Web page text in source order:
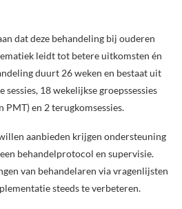
dat deze behandeling bij ouderen
leidt tot betere uitkomsten én
duurt 26 weken en bestaat uit
18 wekelijkse groepssessies
PMT) en 2 terugkomsessies.
aanbieden krijgen ondersteuning
behandelprotocol en supervisie.
van behandelaren via vragenlijsten
steeds te verbeteren.